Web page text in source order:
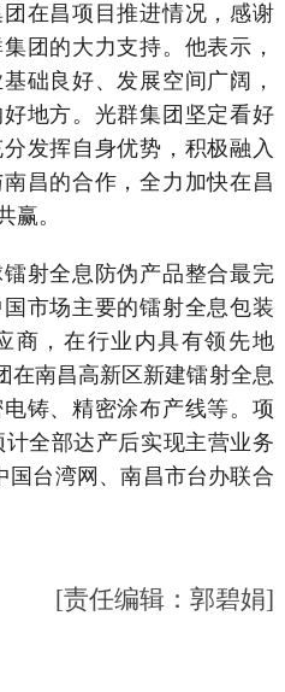
在昌项目推进情况，感谢
团的大力支持。他表示，
础良好、发展空间广阔，
地方。光群集团坚定看好
发挥自身优势，积极融入
昌的合作，全力加快在昌
赢。
射全息防伪产品整合最完
市场主要的镭射全息包装
商，在行业内具有领先地
在南昌高新区新建镭射全息
铸、精密涂布产线等。项
全部达产后实现主营业务
国台湾网、南昌市台办联合
[责任编辑：郭碧娟]